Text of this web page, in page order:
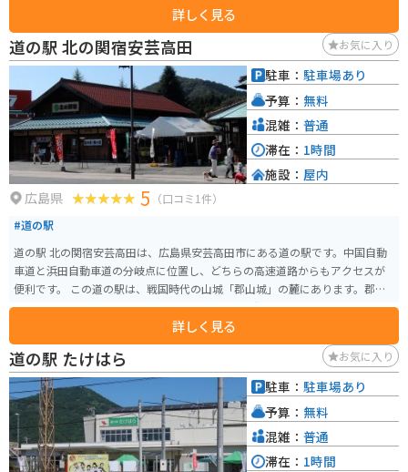
どは、家族連れでハイキングを楽しむ人もいます。
詳しく見る
道の駅 北の関宿安芸高田 お気に入り
広島県 5 （口コミ1件）
#道の駅
道の駅 北の関宿安芸高田は、広島県安芸高田市にある道の駅です。中国自動
車道と浜田自動車道の分岐点に位置し、どちらの高速道路からもアクセスが
便利です。 この道の駅は、戦国時代の山城「郡山城」の麓にあります。郡山
城は、毛利元就の居城として知られており、歴史好きにはたまらないスポッ
トです。道の駅の隣には、歴史民俗資料館があり、郡山城や周辺の歴史につ
いて学ぶことができます。 また、道の駅には、地元の特産品を販売する物産
館や、地元の食材を使った料理が楽しめるレストランがあります。安芸高田
市は、広島県内でも有数の米どころとして知られており、道の駅でも美味し
いお米を使ったお弁当やおにぎりが人気です。 バイクで訪れる場合、道の駅
の駐車場は広々としており、安心して駐車できます。中国山地を走るライダ
ーが多く利用する道の駅なので、ツーリングの情報収集にも最適です。
詳しく見る
駐車： 駐車場あり
予算： 無料
混雑： 普通
滞在： 1時間
施設： 屋内
道の駅 たけはら お気に入り
駐車： 駐車場あり
予算： 無料
混雑： 普通
滞在： 1時間